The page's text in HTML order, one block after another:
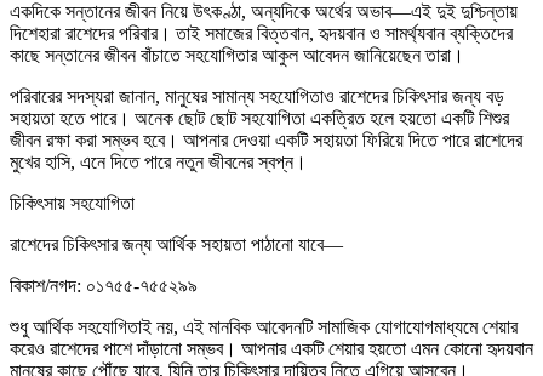
একদিকে সন্তানের জীবন নিয়ে উৎকণ্ঠা, অন্যদিকে অর্থের অভাব—এই দুই দুশ্চিন্তায়
দিশেহারা রাশেদের পরিবার। তাই সমাজের বিত্তবান, হৃদয়বান ও সামর্থ্যবান ব্যক্তিদের
কাছে সন্তানের জীবন বাঁচাতে সহযোগিতার আকুল আবেদন জানিয়েছেন তারা।
পরিবারের সদস্যরা জানান, মানুষের সামান্য সহযোগিতাও রাশেদের চিকিৎসার জন্য বড়
সহায়তা হতে পারে। অনেক ছোট ছোট সহযোগিতা একত্রিত হলে হয়তো একটি শিশুর
জীবন রক্ষা করা সম্ভব হবে। আপনার দেওয়া একটি সহায়তা ফিরিয়ে দিতে পারে রাশেদের
মুখের হাসি, এনে দিতে পারে নতুন জীবনের স্বপ্ন।
চিকিৎসায় সহযোগিতা
রাশেদের চিকিৎসার জন্য আর্থিক সহায়তা পাঠানো যাবে—
বিকাশ/নগদ: ০১৭৫৫-৭৫৫২৯৯
শুধু আর্থিক সহযোগিতাই নয়, এই মানবিক আবেদনটি সামাজিক যোগাযোগমাধ্যমে শেয়ার
করেও রাশেদের পাশে দাঁড়ানো সম্ভব। আপনার একটি শেয়ার হয়তো এমন কোনো হৃদয়বান
মানুষের কাছে পৌঁছে যাবে, যিনি তার চিকিৎসার দায়িত্ব নিতে এগিয়ে আসবেন।